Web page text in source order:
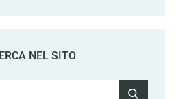
NEL SITO